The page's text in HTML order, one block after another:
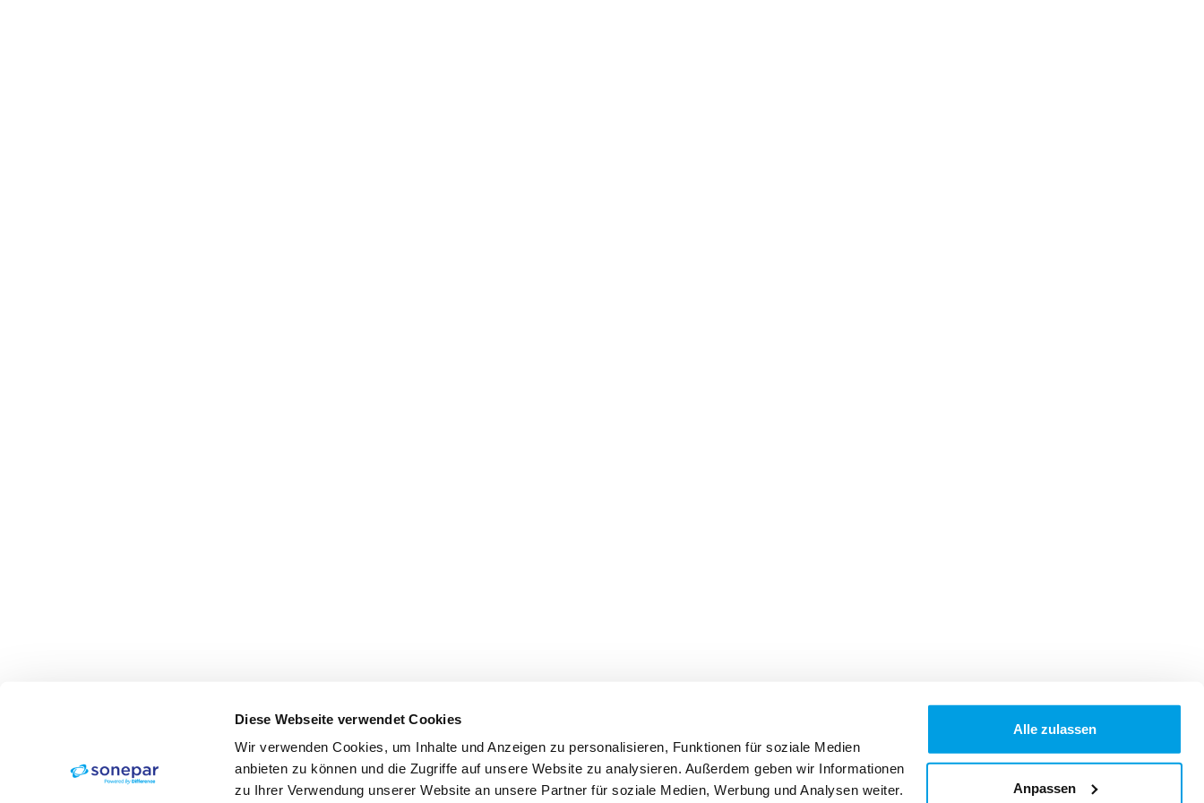
Diese Webseite verwendet Cookies
Wir verwenden Cookies, um Inhalte und Anzeigen zu personalisieren, Funktionen für soziale Medien
anbieten zu können und die Zugriffe auf unsere Website zu analysieren. Außerdem geben wir Informationen
zu Ihrer Verwendung unserer Website an unsere Partner für soziale Medien, Werbung und Analysen weiter.
Alle zulassen
Anpassen